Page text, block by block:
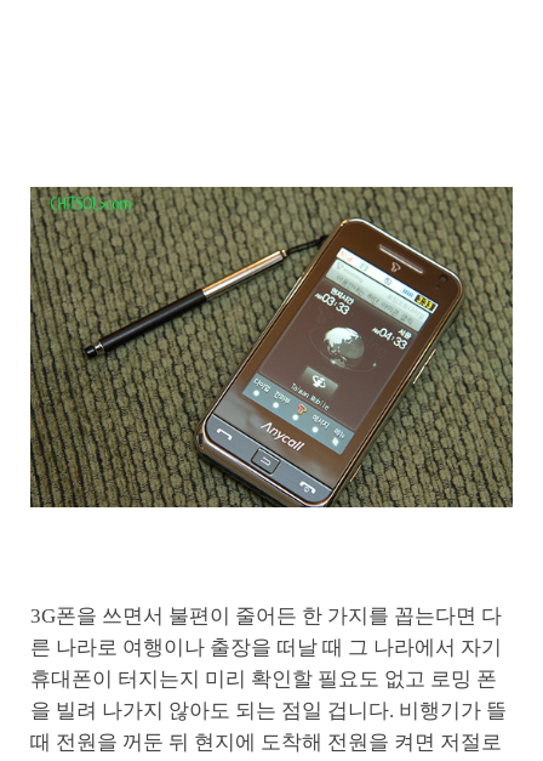
3G폰을 쓰면서 불편이 줄어든 한 가지를 꼽는다면 다
른 나라로 여행이나 출장을 떠날 때 그 나라에서 자기
휴대폰이 터지는지 미리 확인할 필요도 없고 로밍 폰
을 빌려 나가지 않아도 되는 점일 겁니다. 비행기가 뜰
때 전원을 꺼둔 뒤 현지에 도착해 전원을 켜면 저절로